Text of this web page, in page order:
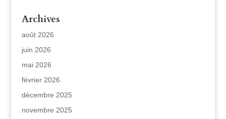
Archives
août 2026
juin 2026
mai 2026
février 2026
décembre 2025
novembre 2025